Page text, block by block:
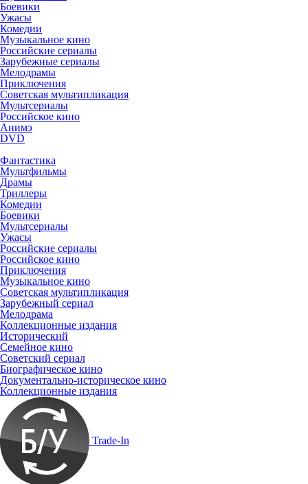
Боевики
Ужасы
Комедии
Музыкальное кино
Российские сериалы
Зарубежные сериалы
Мелодрамы
Приключения
Советская мультипликация
Мультсериалы
Российское кино
Анимэ
DVD
Фантастика
Мультфильмы
Драмы
Триллеры
Комедии
Боевики
Мультсериалы
Ужасы
Российские сериалы
Российское кино
Приключения
Музыкальное кино
Советская мультипликация
Зарубежный сериал
Мелодрама
Коллекционные издания
Исторический
Семейное кино
Советский сериал
Биографическое кино
Документально-историческое кино
Коллекционные издания
Trade-In